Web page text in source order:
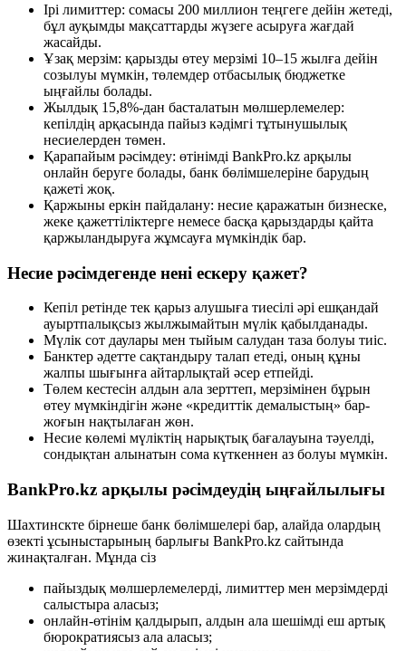
Ірі лимиттер: сомасы 200 миллион теңгеге дейін жетеді,
бұл ауқымды мақсаттарды жүзеге асыруға жағдай
жасайды.
Ұзақ мерзім: қарызды өтеу мерзімі 10–15 жылға дейін
созылуы мүмкін, төлемдер отбасылық бюджетке
ыңғайлы болады.
Жылдық 15,8%-дан басталатын мөлшерлемелер:
кепілдің арқасында пайыз кәдімгі тұтынушылық
несиелерден төмен.
Қарапайым рәсімдеу: өтінімді BankPro.kz арқылы
онлайн беруге болады, банк бөлімшелеріне барудың
қажеті жоқ.
Қаржыны еркін пайдалану: несие қаражатын бизнеске,
жеке қажеттіліктерге немесе басқа қарыздарды қайта
қаржыландыруға жұмсауға мүмкіндік бар.
Несие рәсімдегенде нені ескеру қажет?
Кепіл ретінде тек қарыз алушыға тиесілі әрі ешқандай
ауыртпалықсыз жылжымайтын мүлік қабылданады.
Мүлік сот даулары мен тыйым салудан таза болуы тиіс.
Банктер әдетте сақтандыру талап етеді, оның құны
жалпы шығынға айтарлықтай әсер етпейді.
Төлем кестесін алдын ала зерттеп, мерзімінен бұрын
өтеу мүмкіндігін және «кредиттік демалыстың» бар-
жоғын нақтылаған жөн.
Несие көлемі мүліктің нарықтық бағалауына тәуелді,
сондықтан алынатын сома күткеннен аз болуы мүмкін.
BankPro.kz арқылы рәсімдеудің ыңғайлылығы
Шахтинскте бірнеше банк бөлімшелері бар, алайда олардың
өзекті ұсыныстарының барлығы BankPro.kz сайтында
жинақталған. Мұнда сіз
пайыздық мөлшерлемелерді, лимиттер мен мерзімдерді
салыстыра аласыз;
онлайн-өтінім қалдырып, алдын ала шешімді еш артық
бюрократиясыз ала аласыз;